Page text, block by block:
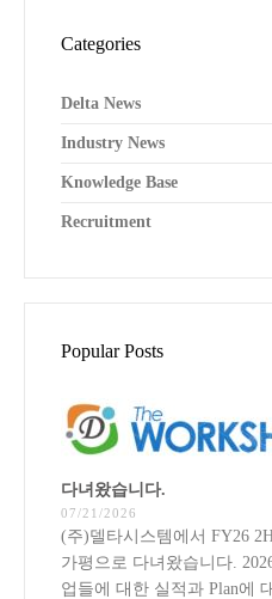
Categories
Delta News
Industry News
Knowledge Base
Recruitment
Popular Posts
다녀왔습니다.
07/21/2026
(주)델타시스템에서 FY26
가평으로 다녀왔습니다.
업들에 대한 실적과 Plan에